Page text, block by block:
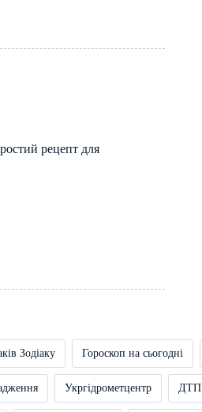
рецепт для
Зодіаку Гороскоп на сьогодні
Укргідрометцентр ДТП